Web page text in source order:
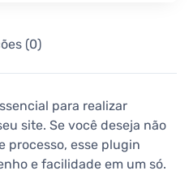
(0)
para realizar
site. Se você deseja não
processo, esse plugin
e facilidade em um só.